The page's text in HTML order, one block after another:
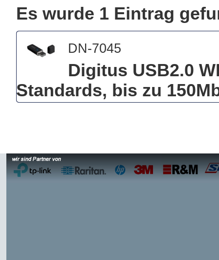
Es wurde 1 Eintrag
DN-7045
Digitus USB2.0
Standards, bis zu